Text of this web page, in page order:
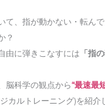
て、指が動かない・転ん
？
由に弾きこなすには 「指
脳科学の観点から“最速最
カルトレーニング)を紹介